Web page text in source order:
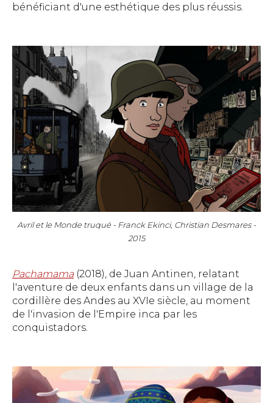
bénéficiant d'une esthétique des plus réussis.
Avril et le Monde truqué - Franck Ekinci, Christian Desmares -
2015
Pachamama(2018), de Juan Antinen, relatant
l'aventure de deux enfants dans un village de la
cordillère des Andes au XVIe siècle, au moment
de l'invasion de l'Empire inca par les
conquistadors.